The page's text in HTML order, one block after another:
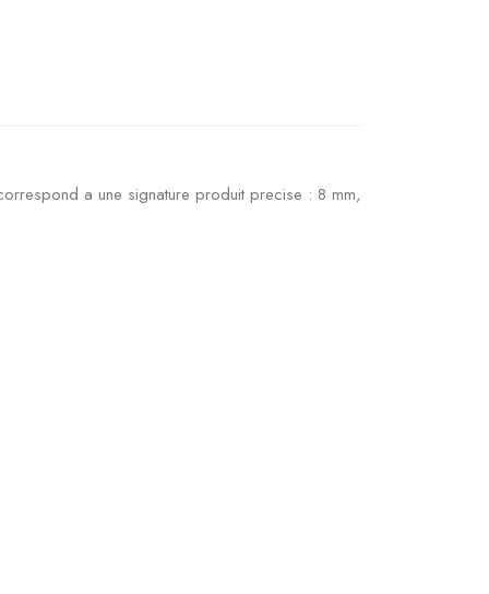
a une signature produit precise : 8 mm,